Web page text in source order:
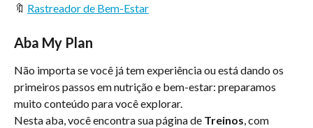
🔖 Rastreador de Bem-Estar
Aba My Plan
Não importa se você já tem experiência ou está dando os
primeiros passos em nutrição e bem-estar: preparamos
muito conteúdo para você explorar.
Nesta aba, você encontra sua página de Treinos, com